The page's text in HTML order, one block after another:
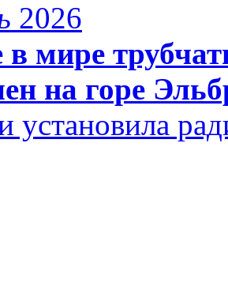
2026
мире
на горе
установила